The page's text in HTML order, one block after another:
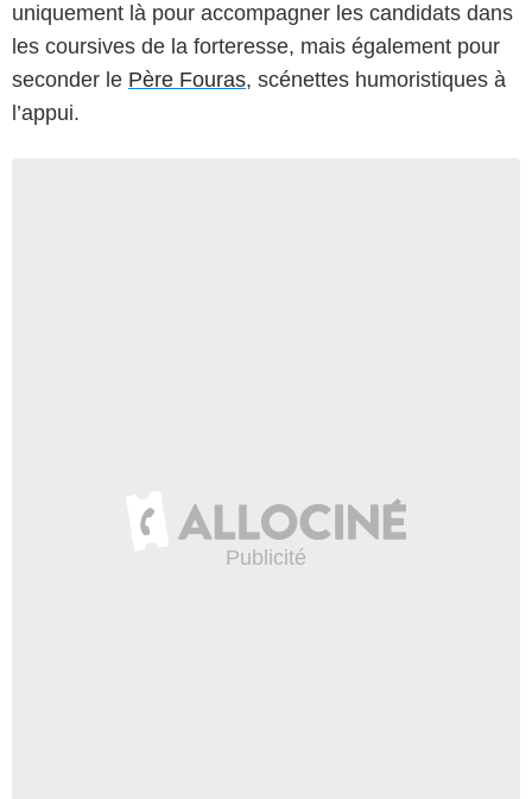
uniquement là pour accompagner les candidats dans
les coursives de la forteresse, mais également pour
seconder le Père Fouras, scénettes humoristiques à
l’appui.